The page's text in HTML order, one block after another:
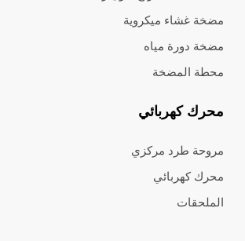
مضخة غشاء ميكروية
مضخة دورة مياه
محطة المضخة
محرك كهربائي
مروحة طرد مركزي
محرك كهربائي
الملحقات